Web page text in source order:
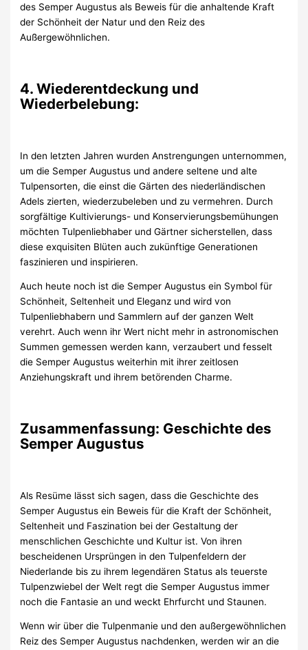
des Semper Augustus als Beweis für die anhaltende Kraft
der Schönheit der Natur und den Reiz des
Außergewöhnlichen.
4. Wiederentdeckung und
Wiederbelebung:
In den letzten Jahren wurden Anstrengungen unternommen,
um die Semper Augustus und andere seltene und alte
Tulpensorten, die einst die Gärten des niederländischen
Adels zierten, wiederzubeleben und zu vermehren. Durch
sorgfältige Kultivierungs- und Konservierungsbemühungen
möchten Tulpenliebhaber und Gärtner sicherstellen, dass
diese exquisiten Blüten auch zukünftige Generationen
faszinieren und inspirieren.
Auch heute noch ist die Semper Augustus ein Symbol für
Schönheit, Seltenheit und Eleganz und wird von
Tulpenliebhabern und Sammlern auf der ganzen Welt
verehrt. Auch wenn ihr Wert nicht mehr in astronomischen
Summen gemessen werden kann, verzaubert und fesselt
die Semper Augustus weiterhin mit ihrer zeitlosen
Anziehungskraft und ihrem betörenden Charme.
Zusammenfassung: Geschichte des
Semper Augustus
Als Resüme lässt sich sagen, dass die Geschichte des
Semper Augustus ein Beweis für die Kraft der Schönheit,
Seltenheit und Faszination bei der Gestaltung der
menschlichen Geschichte und Kultur ist. Von ihren
bescheidenen Ursprüngen in den Tulpenfeldern der
Niederlande bis zu ihrem legendären Status als teuerste
Tulpenzwiebel der Welt regt die Semper Augustus immer
noch die Fantasie an und weckt Ehrfurcht und Staunen.
Wenn wir über die Tulpenmanie und den außergewöhnlichen
Reiz des Semper Augustus nachdenken, werden wir an die